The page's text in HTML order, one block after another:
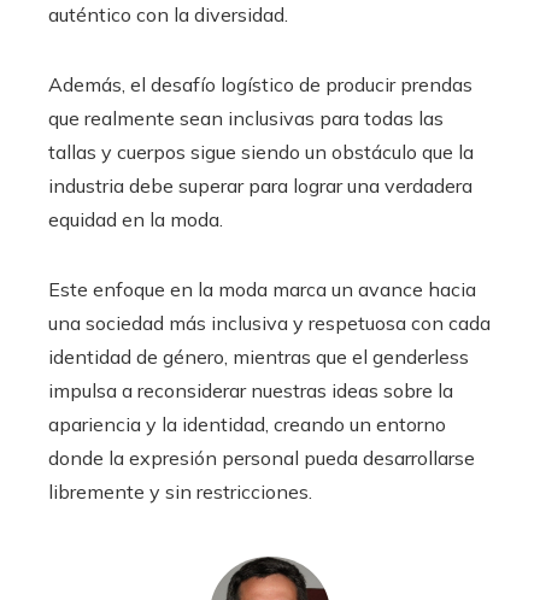
auténtico con la diversidad.
Además, el desafío logístico de producir prendas
que realmente sean inclusivas para todas las
tallas y cuerpos sigue siendo un obstáculo que la
industria debe superar para lograr una verdadera
equidad en la moda.
Este enfoque en la moda marca un avance hacia
una sociedad más inclusiva y respetuosa con cada
identidad de género, mientras que el genderless
impulsa a reconsiderar nuestras ideas sobre la
apariencia y la identidad, creando un entorno
donde la expresión personal pueda desarrollarse
libremente y sin restricciones.